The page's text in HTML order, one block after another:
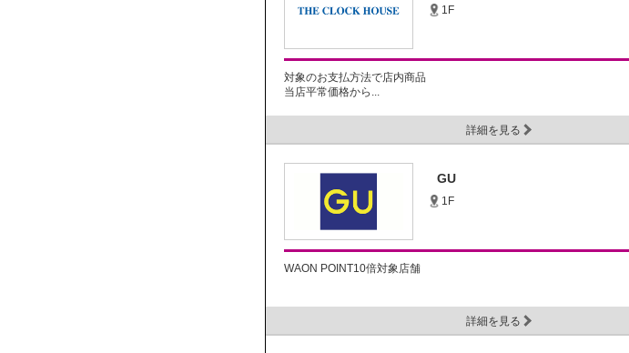
1F
対象のお支払方法で店内商品
当店平常価格から...
詳細を見る
GU
1F
WAON POINT10倍対象店舗
詳細を見る